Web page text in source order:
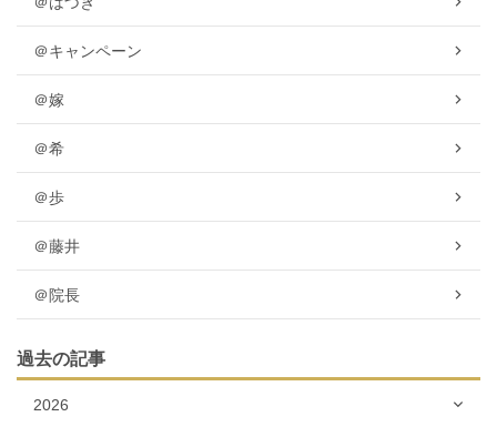
＠キャンペーン
＠嫁
＠希
＠歩
＠藤井
＠院長
過去の記事
2026